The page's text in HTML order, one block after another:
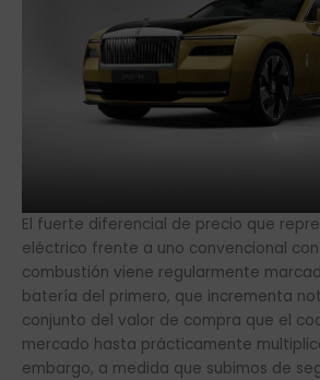
El fuerte diferencial de precio que
eléctrico frente a uno convencional
combustión viene regularmente
batería del primero, que incrementa
conjunto del valor de compra que el
mercado hasta prácticamente
embargo, a medida que subimos de